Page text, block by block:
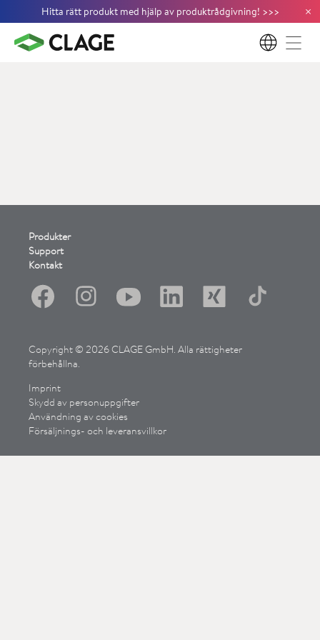
Hitta rätt produkt med hjälp av produktrådgivning! >>> ×
SV
Produkter
Support
Kontakt
Copyright © 2026 CLAGE GmbH. Alla rättigheter
förbehållna.
Imprint
Skydd av personuppgifter
Användning av cookies
Försäljnings- och leveransvillkor